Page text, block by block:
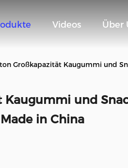
Videos Über
Großkapazität Kaugummi und
Kaugummi und
in China